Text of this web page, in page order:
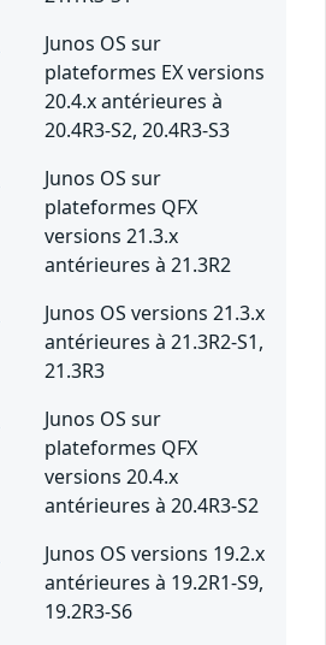
Junos OS sur
plateformes EX versions
20.4.x antérieures à
20.4R3-S2, 20.4R3-S3
Junos OS sur
plateformes QFX
versions 21.3.x
antérieures à 21.3R2
Junos OS versions 21.3.x
antérieures à 21.3R2-S1,
21.3R3
Junos OS sur
plateformes QFX
versions 20.4.x
antérieures à 20.4R3-S2
Junos OS versions 19.2.x
antérieures à 19.2R1-S9,
19.2R3-S6